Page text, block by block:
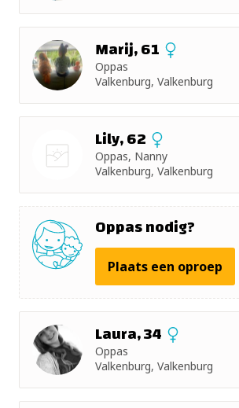
+ 10km
Marij, 61
Oppas
Valkenburg, Valkenburg
Lily, 62
Oppas, Nanny
Valkenburg, Valkenburg
Oppas nodig?
Plaats een oproep
Laura, 34
Oppas
Valkenburg, Valkenburg